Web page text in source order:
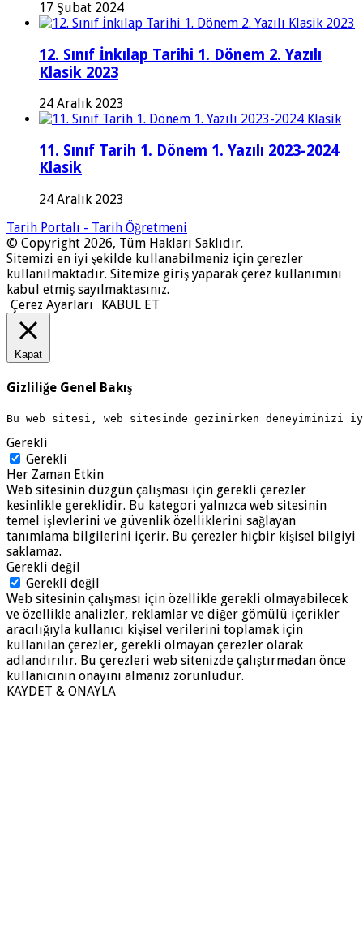
17 Şubat 2024
12. Sınıf İnkılap Tarihi 1. Dönem 2. Yazılı
Klasik 2023
24 Aralık 2023
11. Sınıf Tarih 1. Dönem 1. Yazılı 2023-2024
Klasik
24 Aralık 2023
Tarih Portalı - Tarih Öğretmeni
© Copyright 2026, Tüm Hakları Saklıdır.
Sitemizi en iyi şekilde kullanabilmeniz için çerezler
kullanılmaktadır. Sitemize giriş yaparak çerez kullanımını
kabul etmiş sayılmaktasınız.
Çerez Ayarları
KABUL ET
Kapat
Gizliliğe Genel Bakış
Bu web sitesi, web sitesinde gezinirken deneyiminizi
Gerekli
Gerekli
Her Zaman Etkin
Web sitesinin düzgün çalışması için gerekli çerezler
kesinlikle gereklidir. Bu kategori yalnızca web sitesinin
temel işlevlerini ve güvenlik özelliklerini sağlayan
tanımlama bilgilerini içerir. Bu çerezler hiçbir kişisel bilgiyi
saklamaz.
Gerekli değil
Gerekli değil
Web sitesinin çalışması için özellikle gerekli olmayabilecek
ve özellikle analizler, reklamlar ve diğer gömülü içerikler
aracılığıyla kullanıcı kişisel verilerini toplamak için
kullanılan çerezler, gerekli olmayan çerezler olarak
adlandırılır. Bu çerezleri web sitenizde çalıştırmadan önce
kullanıcının onayını almanız zorunludur.
KAYDET & ONAYLA